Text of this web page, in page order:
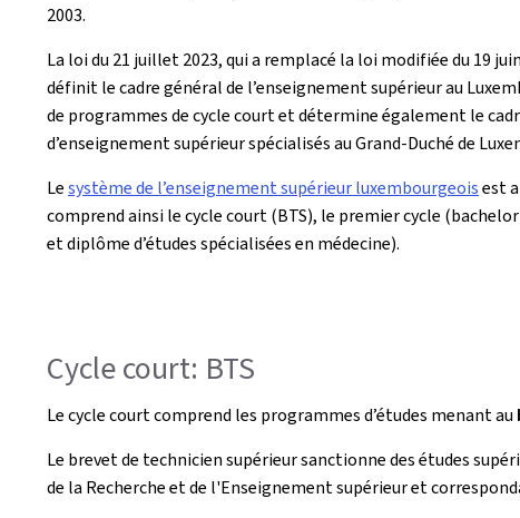
2003.
La loi du 21 juillet 2023, qui a remplacé la loi modifiée du 19
définit le cadre général de l’enseignement supérieur au
de programmes de cycle court et détermine également le
d’enseignement supérieur spécialisés au Grand-Duché de
Lesystème de l’enseignement supérieur luxembourgeoisest
comprend ainsi le cycle court (BTS), le premier cycle
et diplôme d’études spécialisées en médecine).
Cycle court: BTS
Le cycle court comprend les programmes d’études menant au
Le brevet de technicien supérieur sanctionne des études
de la Recherche et de l'Enseignement supérieur et